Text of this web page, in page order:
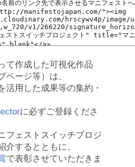
て作成した可視化作品
ページ等）は、
活用した成果等の集約・
に必ずご登録くださ
フェストスイッチプロジ
介するとともに、
で表彰させていただきま